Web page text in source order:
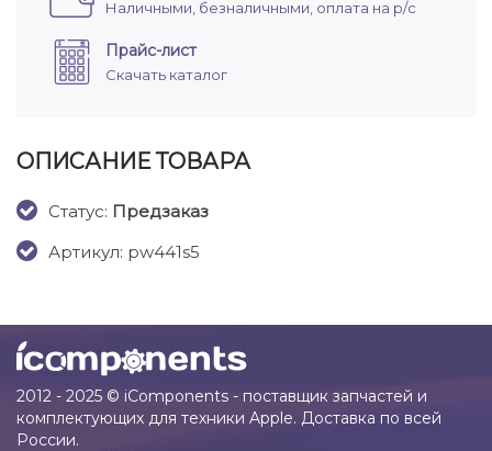
Наличными, безналичными, оплата на р/с
Прайс-лист
Скачать каталог
ОПИСАНИЕ ТОВАРА
Cтатус: Предзаказ
Артикул: pw441s5
2012 - 2025 © iComponents - поставщик запчастей и
комплектующих для техники Apple. Доставка по всей
России.